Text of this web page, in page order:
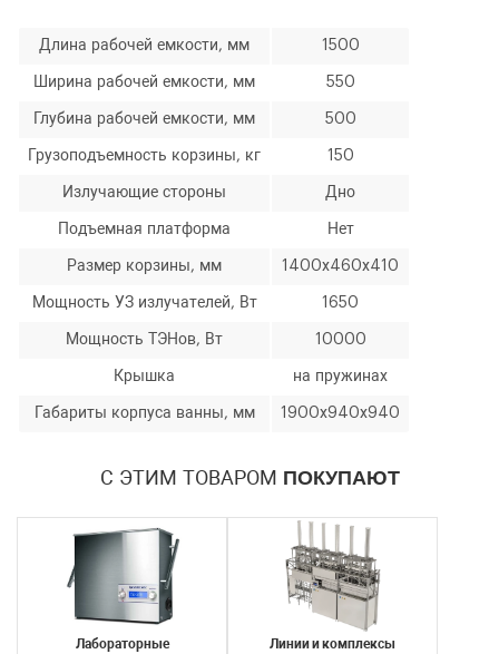
Длина рабочей емкости, мм 1500
Ширина рабочей емкости, мм 550
Глубина рабочей емкости, мм 500
Грузоподъемность корзины, кг 150
Излучающие стороны Дно
Подъемная платформа Нет
Размер корзины, мм 1400х460х410
Мощность УЗ излучателей, Вт 1650
Мощность ТЭНов, Вт 10000
Крышка на пружинах
Габариты корпуса ванны, мм 1900х940х940
С ЭТИМ ТОВАРОМ ПОКУПАЮТ
Лабораторные
Линии и комплексы